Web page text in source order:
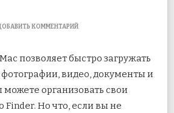
КОММЕНТАРИЙК
ЛУЧШИХ
ДЛЯ
SAFARI,
ЗАГРУЖАЮЩИХ
позволяет быстро загружать
видео, документы и
можете организовать свои
Но что, если вы не